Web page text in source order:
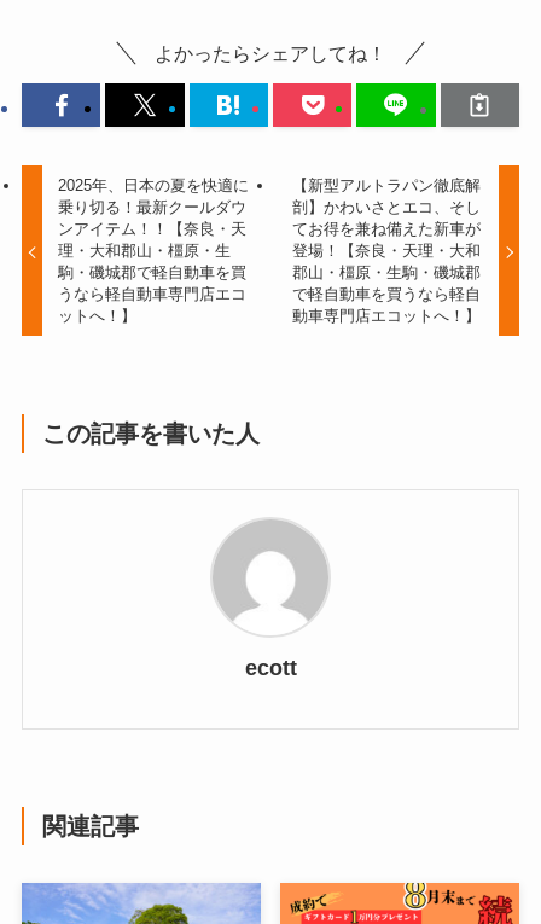
よかったらシェアしてね！
2025年、日本の夏を快適に
乗り切る！最新クールダウ
ンアイテム！！【奈良・天
理・大和郡山・橿原・生
駒・磯城郡で軽自動車を買
うなら軽自動車専門店エコ
ットへ！】
【新型アルトラパン徹底解
剖】かわいさとエコ、そし
てお得を兼ね備えた新車が
登場！【奈良・天理・大和
郡山・橿原・生駒・磯城郡
で軽自動車を買うなら軽自
動車専門店エコットへ！】
この記事を書いた人
ecott
関連記事